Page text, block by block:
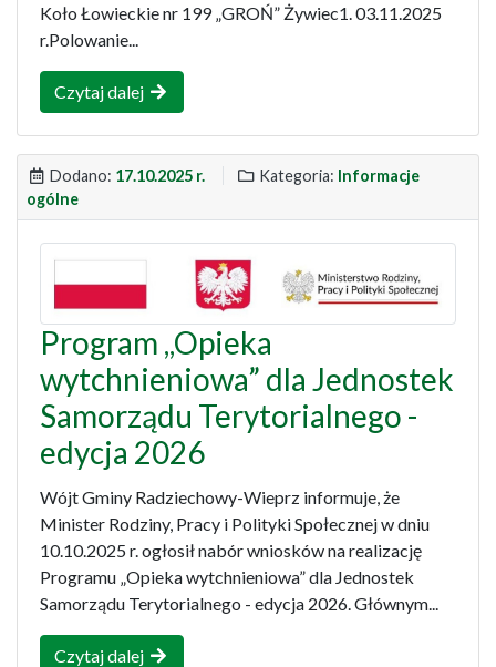
Koło Łowieckie nr 199 „GROŃ” Żywiec1. 03.11.2025
r.Polowanie...
Czytaj dalej
Dodano: 17.10.2025 r. Kategoria: Informacje
ogólne
Program ,,Opieka
wytchnieniowa” dla Jednostek
Samorządu Terytorialnego -
edycja 2026
Wójt Gminy Radziechowy-Wieprz informuje, że
Minister Rodziny, Pracy i Polityki Społecznej w dniu
10.10.2025 r. ogłosił nabór wniosków na realizację
Programu „Opieka wytchnieniowa” dla Jednostek
Samorządu Terytorialnego - edycja 2026. Głównym...
Czytaj dalej